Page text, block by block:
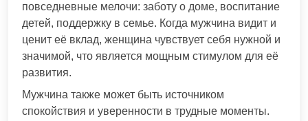
повседневные мелочи: заботу о доме, воспитание
детей, поддержку в семье. Когда мужчина видит и
ценит её вклад, женщина чувствует себя нужной и
значимой, что является мощным стимулом для её
развития.
Мужчина также может быть источником
спокойствия и уверенности в трудные моменты.